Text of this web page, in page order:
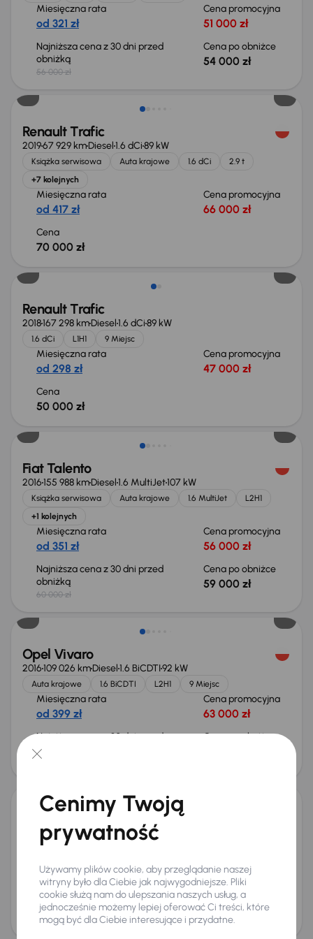
Miesięczna rata
od 321 zł
Cena promocyjna
51 000 zł
Najniższa cena z 30 dni przed
obniżką
56 000 zł
Cena po obniżce
54 000 zł
Możliwość odliczenia VAT
Renault Trafic
201967 929 kmDiesel1.6 dCi89 kW
Książka serwisowa Auta krajowe 1.6 dCi
2.9 t
+7 kolejnych
Miesięczna rata
od 417 zł
Cena promocyjna
66 000 zł
Cena
70 000 zł
Renault Trafic
2018167 298 kmDiesel1.6 dCi89 kW
1.6 dCi L1H1 9 Miejsc
Miesięczna rata
od 298 zł
Cena promocyjna
47 000 zł
Cena
50 000 zł
Taniej o 1 000 zł
Fiat Talento
2016155 988 kmDiesel1.6 MultiJet107 kW
Książka serwisowa Auta krajowe 1.6 MultiJet
L2H1
+1 kolejnych
Miesięczna rata
od 351 zł
Cena promocyjna
56 000 zł
Najniższa cena z 30 dni przed
obniżką
60 000 zł
Cena po obniżce
59 000 zł
Taniej o 1 000 zł
Opel Vivaro
2016109 026 kmDiesel1.6 BiCDTI92 kW
Auta krajowe 1.6 BiCDTI L2H1 9 Miejsc
Miesięczna rata
od 399 zł
Cena promocyjna
63 000 zł
Najniższa cena z 30 dni przed
obniżką
Cena po obniżce
2004331 811 kmDiesel 2.5 CDTI99 kW
Miesięczna rata
od 163 zł
Cena promocyjna
21 000 zł
Cena
22 000 zł
Cenimy Twoją
prywatność
Używamy plików cookie, aby przeglądanie naszej
witryny było dla Ciebie jak najwygodniejsze. Pliki
cookie służą nam do ulepszania naszych usług, a
jednocześnie możemy lepiej oferować Ci treści, które
mogą być dla Ciebie interesujące i przydatne.